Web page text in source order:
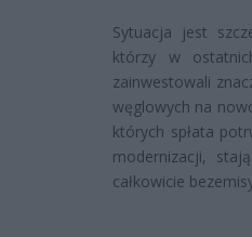
Sytuacja jest
którzy w
zainwestowali
węglowych na
których spłata
modernizacji,
całkowicie